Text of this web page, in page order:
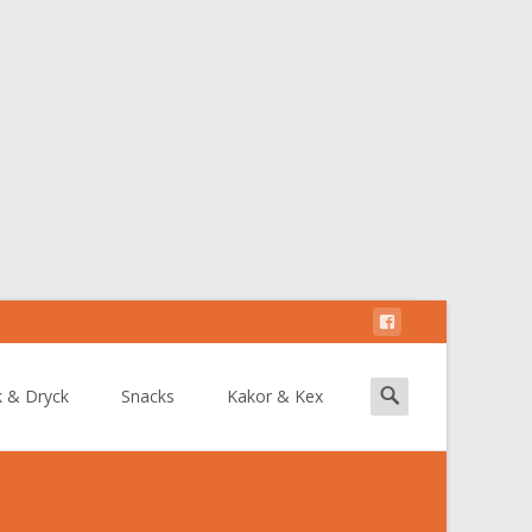
& Dryck Snacks Kakor & Kex
Search
for: